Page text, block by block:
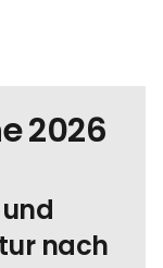
2026
nach